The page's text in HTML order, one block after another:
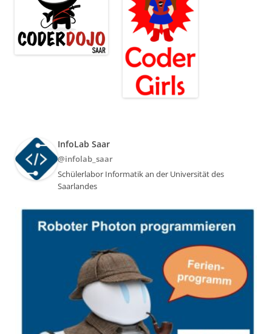
InfoLab Saar
@infolab_saar
Schülerlabor Informatik an der Universität des
Saarlandes